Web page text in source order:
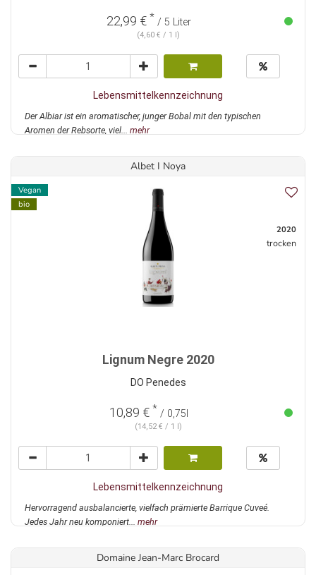
22,99 € * / 5 Liter
(4,60 € / 1 l)
Lebensmittelkennzeichnung
Der Albiar ist ein aromatischer, junger Bobal mit den typischen
Aromen der Rebsorte, viel... mehr
Albet I Noya
Vegan
bio
2020
trocken
Lignum Negre 2020
DO Penedes
10,89 € * / 0,75l
(14,52 € / 1 l)
Lebensmittelkennzeichnung
Hervorragend ausbalancierte, vielfach prämierte Barrique Cuveé.
Jedes Jahr neu komponiert... mehr
Domaine Jean-Marc Brocard